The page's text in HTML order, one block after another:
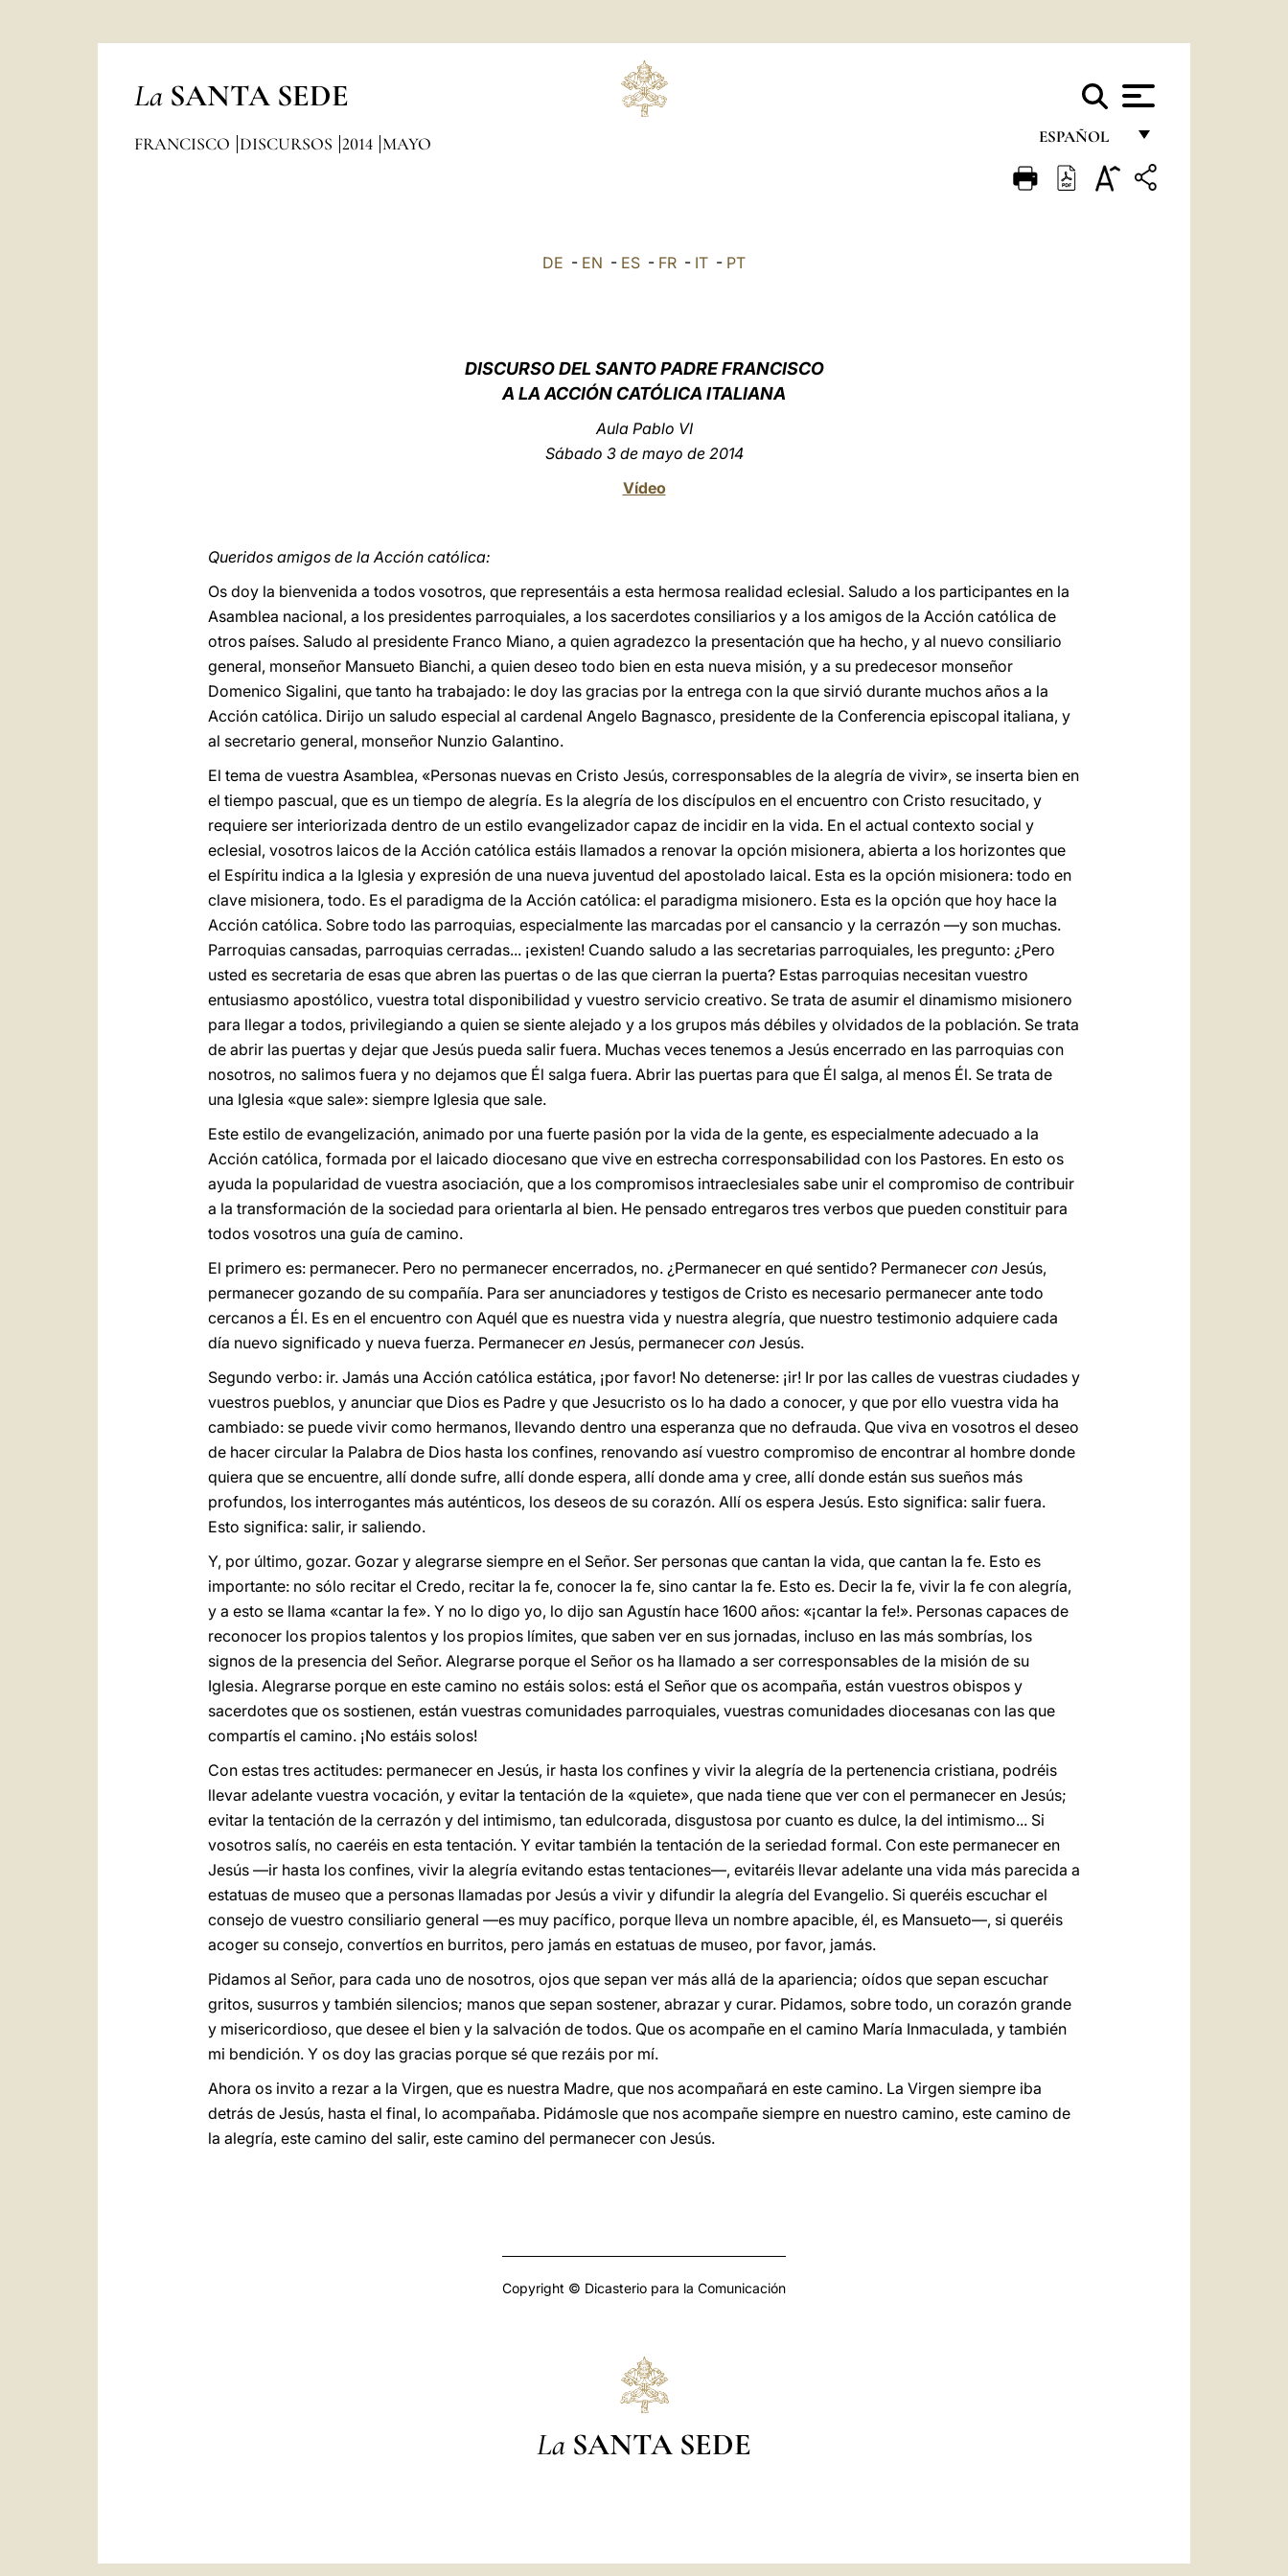
La SANTA SEDE
ESPAÑOL
FRANÇAIS
FRANCISCO DISCURSOS 2014 MAYO
DE - EN - ES - FR - IT - PT
DISCURSO DEL SANTO PADRE FRANCISCO
A LA ACCIÓN CATÓLICA ITALIANA
Aula Pablo VI
Sábado 3 de mayo de 2014
Vídeo
Queridos amigos de la Acción católica:
Os doy la bienvenida a todos vosotros, que representáis a esta hermosa realidad eclesial. Saludo a los participantes en la
Asamblea nacional, a los presidentes parroquiales, a los sacerdotes consiliarios y a los amigos de la Acción católica de
otros países. Saludo al presidente Franco Miano, a quien agradezco la presentación que ha hecho, y al nuevo consiliario
general, monseñor Mansueto Bianchi, a quien deseo todo bien en esta nueva misión, y a su predecesor monseñor
Domenico Sigalini, que tanto ha trabajado: le doy las gracias por la entrega con la que sirvió durante muchos años a la
Acción católica. Dirijo un saludo especial al cardenal Angelo Bagnasco, presidente de la Conferencia episcopal italiana, y
al secretario general, monseñor Nunzio Galantino.
El tema de vuestra Asamblea, «Personas nuevas en Cristo Jesús, corresponsables de la alegría de vivir», se inserta bien en
el tiempo pascual, que es un tiempo de alegría. Es la alegría de los discípulos en el encuentro con Cristo resucitado, y
requiere ser interiorizada dentro de un estilo evangelizador capaz de incidir en la vida. En el actual contexto social y
eclesial, vosotros laicos de la Acción católica estáis llamados a renovar la opción misionera, abierta a los horizontes que
el Espíritu indica a la Iglesia y expresión de una nueva juventud del apostolado laical. Esta es la opción misionera: todo en
clave misionera, todo. Es el paradigma de la Acción católica: el paradigma misionero. Esta es la opción que hoy hace la
Acción católica. Sobre todo las parroquias, especialmente las marcadas por el cansancio y la cerrazón —y son muchas.
Parroquias cansadas, parroquias cerradas... ¡existen! Cuando saludo a las secretarias parroquiales, les pregunto: ¿Pero
usted es secretaria de esas que abren las puertas o de las que cierran la puerta? Estas parroquias necesitan vuestro
entusiasmo apostólico, vuestra total disponibilidad y vuestro servicio creativo. Se trata de asumir el dinamismo misionero
para llegar a todos, privilegiando a quien se siente alejado y a los grupos más débiles y olvidados de la población. Se trata
de abrir las puertas y dejar que Jesús pueda salir fuera. Muchas veces tenemos a Jesús encerrado en las parroquias con
nosotros, no salimos fuera y no dejamos que Él salga fuera. Abrir las puertas para que Él salga, al menos Él. Se trata de
una Iglesia «que sale»: siempre Iglesia que sale.
Este estilo de evangelización, animado por una fuerte pasión por la vida de la gente, es especialmente adecuado a la
Acción católica, formada por el laicado diocesano que vive en estrecha corresponsabilidad con los Pastores. En esto os
ayuda la popularidad de vuestra asociación, que a los compromisos intraeclesiales sabe unir el compromiso de contribuir
a la transformación de la sociedad para orientarla al bien. He pensado entregaros tres verbos que pueden constituir para
todos vosotros una guía de camino.
El primero es: permanecer. Pero no permanecer encerrados, no. ¿Permanecer en qué sentido? Permanecer con Jesús,
permanecer gozando de su compañía. Para ser anunciadores y testigos de Cristo es necesario permanecer ante todo
cercanos a Él. Es en el encuentro con Aquél que es nuestra vida y nuestra alegría, que nuestro testimonio adquiere cada
día nuevo significado y nueva fuerza. Permanecer en Jesús, permanecer con Jesús.
Segundo verbo: ir. Jamás una Acción católica estática, ¡por favor! No detenerse: ¡ir! Ir por las calles de vuestras ciudades y
vuestros pueblos, y anunciar que Dios es Padre y que Jesucristo os lo ha dado a conocer, y que por ello vuestra vida ha
cambiado: se puede vivir como hermanos, llevando dentro una esperanza que no defrauda. Que viva en vosotros el deseo
de hacer circular la Palabra de Dios hasta los confines, renovando así vuestro compromiso de encontrar al hombre donde
quiera que se encuentre, allí donde sufre, allí donde espera, allí donde ama y cree, allí donde están sus sueños más
profundos, los interrogantes más auténticos, los deseos de su corazón. Allí os espera Jesús. Esto significa: salir fuera.
Esto significa: salir, ir saliendo.
Y, por último, gozar. Gozar y alegrarse siempre en el Señor. Ser personas que cantan la vida, que cantan la fe. Esto es
importante: no sólo recitar el Credo, recitar la fe, conocer la fe, sino cantar la fe. Esto es. Decir la fe, vivir la fe con alegría,
y a esto se llama «cantar la fe». Y no lo digo yo, lo dijo san Agustín hace 1600 años: «¡cantar la fe!». Personas capaces de
reconocer los propios talentos y los propios límites, que saben ver en sus jornadas, incluso en las más sombrías, los
signos de la presencia del Señor. Alegrarse porque el Señor os ha llamado a ser corresponsables de la misión de su
Iglesia. Alegrarse porque en este camino no estáis solos: está el Señor que os acompaña, están vuestros obispos y
sacerdotes que os sostienen, están vuestras comunidades parroquiales, vuestras comunidades diocesanas con las que
compartís el camino. ¡No estáis solos!
Con estas tres actitudes: permanecer en Jesús, ir hasta los confines y vivir la alegría de la pertenencia cristiana, podréis
llevar adelante vuestra vocación, y evitar la tentación de la «quiete», que nada tiene que ver con el permanecer en Jesús;
evitar la tentación de la cerrazón y del intimismo, tan edulcorada, disgustosa por cuanto es dulce, la del intimismo... Si
vosotros salís, no caeréis en esta tentación. Y evitar también la tentación de la seriedad formal. Con este permanecer en
Jesús —ir hasta los confines, vivir la alegría evitando estas tentaciones—, evitaréis llevar adelante una vida más parecida a
estatuas de museo que a personas llamadas por Jesús a vivir y difundir la alegría del Evangelio. Si queréis escuchar el
consejo de vuestro consiliario general —es muy pacífico, porque lleva un nombre apacible, él, es Mansueto—, si queréis
acoger su consejo, convertíos en burritos, pero jamás en estatuas de museo, por favor, jamás.
Pidamos al Señor, para cada uno de nosotros, ojos que sepan ver más allá de la apariencia; oídos que sepan escuchar
gritos, susurros y también silencios; manos que sepan sostener, abrazar y curar. Pidamos, sobre todo, un corazón grande
y misericordioso, que desee el bien y la salvación de todos. Que os acompañe en el camino María Inmaculada, y también
mi bendición. Y os doy las gracias porque sé que rezáis por mí.
Ahora os invito a rezar a la Virgen, que es nuestra Madre, que nos acompañará en este camino. La Virgen siempre iba
detrás de Jesús, hasta el final, lo acompañaba. Pidámosle que nos acompañe siempre en nuestro camino, este camino de
la alegría, este camino del salir, este camino del permanecer con Jesús.
Copyright © Dicasterio para la Comunicación
La SANTA SEDE